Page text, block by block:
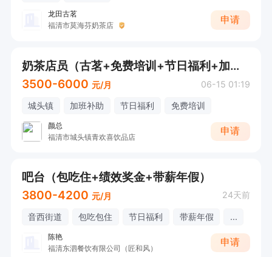
龙田古茗
福清市莫海芬奶茶店
申请
奶茶店员（古茗+免费培训+节日福利+加班补贴+免费喝奶茶）
3500-6000 元/月 06-15 01:19
城头镇 加班补助 节日福利 免费培训
颜总
福清市城头镇青欢喜饮品店
申请
吧台（包吃住+绩效奖金+带薪年假）
3800-4200 元/月 24天前
音西街道 包吃包住 节日福利 带薪年假 ...
陈艳
福清东泗餐饮有限公司（匠和风）
申请